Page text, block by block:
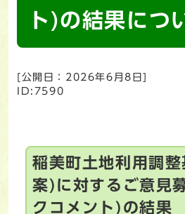
ト)の結果につ
[公開日： 2026年6月8日]
ID:7590
稲美町土地利用調
案)に対するご意見
クコメント)の結果